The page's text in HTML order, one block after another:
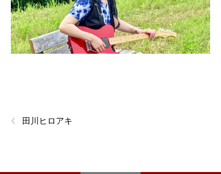
‹ 田川ヒロアキ